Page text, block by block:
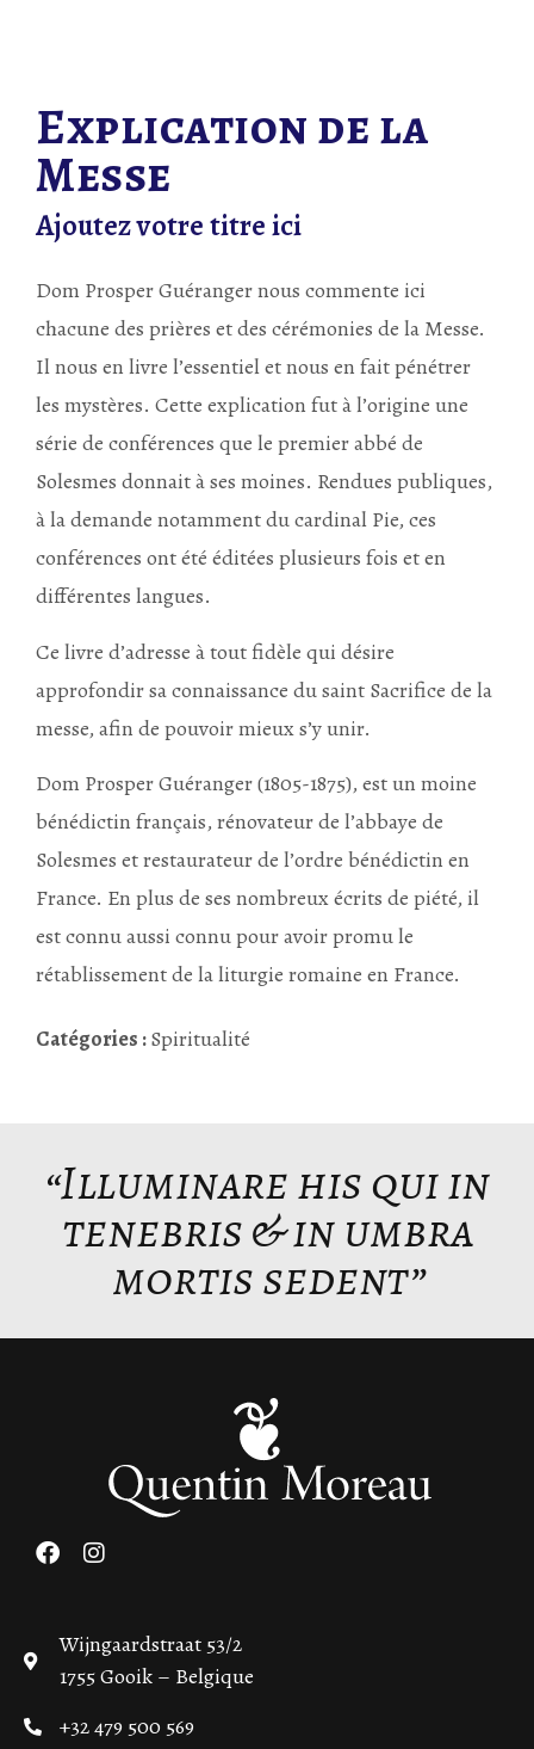
Explication de la
Messe
Ajoutez votre titre ici
Dom Prosper Guéranger nous commente ici
chacune des prières et des cérémonies de la Messe.
Il nous en livre l’essentiel et nous en fait pénétrer
les mystères. Cette explication fut à l’origine une
série de conférences que le premier abbé de
Solesmes donnait à ses moines. Rendues publiques,
à la demande notamment du cardinal Pie, ces
conférences ont été éditées plusieurs fois et en
différentes langues.
Ce livre d’adresse à tout fidèle qui désire
approfondir sa connaissance du saint Sacrifice de la
messe, afin de pouvoir mieux s’y unir.
Dom Prosper Guéranger (1805-1875), est un moine
bénédictin français, rénovateur de l’abbaye de
Solesmes et restaurateur de l’ordre bénédictin en
France. En plus de ses nombreux écrits de piété, il
est connu aussi connu pour avoir promu le
rétablissement de la liturgie romaine en France.
Catégories :Spiritualité
“Illuminare his qui in
tenebris & in umbra
mortis sedent”
Wijngaardstraat 53/2
1755 Gooik – Belgique
+32 479 500 569